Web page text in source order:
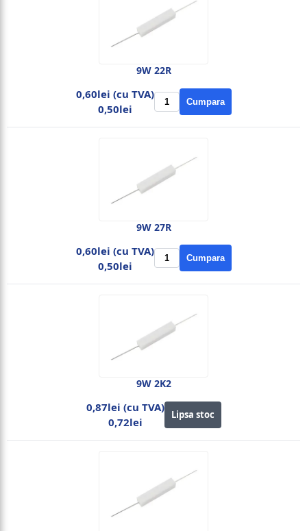
9W 22R
0,60lei (cu TVA)
0,50lei
Cumpara
9W 27R
0,60lei (cu TVA)
0,50lei
Cumpara
9W 2K2
0,87lei (cu TVA)
0,72lei
Lipsa stoc